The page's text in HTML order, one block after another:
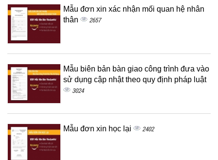
Mẫu đơn xin xác nhận mối quan hệ nhân
thân
2657
Mẫu biên bản bàn giao công trình đưa vào
sử dụng cập nhật theo quy định pháp luật
3024
Mẫu đơn xin học lại 2402